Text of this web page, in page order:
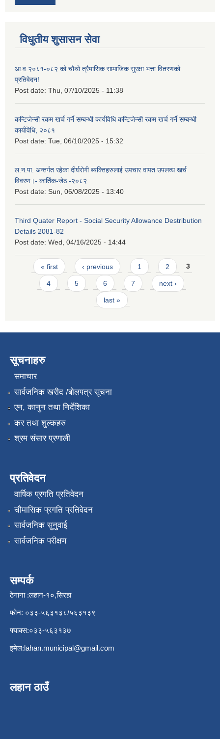
विधुतीय शुसासन सेवा
आ.व.२०८१-०८२ को चौथो त्रैमासिक सामाजिक सुरक्षा भत्ता वितरणको
प्रतिवेदन!
Post date: Thu, 07/10/2025 - 11:38
कन्टिजेन्सी रकम खर्च गर्ने सम्बन्धी कार्यविधि कन्टिजेन्सी रकम खर्च गर्ने सम्बन्धी
कार्यविधि, २०८१
Post date: Tue, 06/10/2025 - 15:32
ल.न.पा. अन्तर्गत रहेका दीर्घरोगी ब्यक्तिहरुलाई उपचार वापत उपलव्ध खर्च
विवरण।- कार्तिक-जेठ -२०८२
Post date: Sun, 06/08/2025 - 13:40
Third Quater Report - Social Security Allowance Destribution
Details 2081-82
Post date: Wed, 04/16/2025 - 14:44
Pages
« first ‹ previous 1 2 3
4 5 6 7 next ›
last »
सूचनाहरु
समाचार
सार्वजनिक खरीद /बोलपत्र सूचना
एन, कानुन तथा निर्देशिका
कर तथा शुल्कहरु
श्रम संसार प्रणाली
प्रतिवेदन
वार्षिक प्रगति प्रतिवेदन
चौमासिक प्रगति प्रतिवेदन
सार्वजनिक सुनुवाई
सार्वजनिक परीक्षण
सम्पर्क
ठेगाना :लहान-१०,सिरहा
फोन: ०३३-५६३१३८/५६३१३९
फ्याक्स:०३३-५६३१३७
इमेल:lahan.municipal@gmail.com
लहान ठाउँ